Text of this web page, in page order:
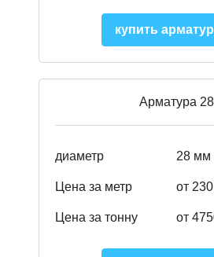
купить
Арматура 28
диаметр 28 мм
Цена за метр от 230
Цена за тонну от